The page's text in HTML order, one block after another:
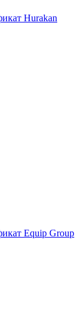
Hurakan
Equip Group